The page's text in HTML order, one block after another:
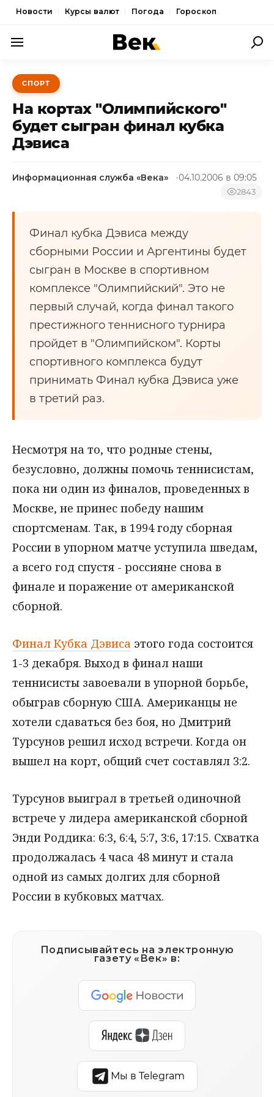
Новости Курсы валют Погода Гороскоп
ПОЛИТИКА
ЭКОНОМИКА
ОБЩЕСТВО
СПОРТ
СПОРТ
На кортах "Олимпийского"
будет сыгран финал кубка
Дэвиса
Информационная служба «Века» 04.10.2006 в 09:05
2843
Финал кубка Дэвиса между
сборными России и Аргентины будет
сыгран в Москве в спортивном
комплексе "Олимпийский". Это не
первый случай, когда финал такого
престижного теннисного турнира
пройдет в "Олимпийском". Корты
спортивного комплекса будут
принимать Финал кубка Дэвиса уже
в третий раз.
Несмотря на то, что родные стены,
безусловно, должны помочь теннисистам,
пока ни один из финалов, проведенных в
Москве, не принес победу нашим
спортсменам. Так, в 1994 году сборная
России в упорном матче уступила шведам,
а всего год спустя - россияне снова в
финале и поражение от американской
сборной.
Финал Кубка Дэвиса этого года состоится
1-3 декабря. Выход в финал наши
теннисисты завоевали в упорной борьбе,
обыграв сборную США. Американцы не
хотели сдаваться без боя, но Дмитрий
Турсунов решил исход встречи. Когда он
вышел на корт, общий счет составлял 3:2.
Турсунов выиграл в третьей одиночной
встрече у лидера американской сборной
Энди Роддика: 6:3, 6:4, 5:7, 3:6, 17:15. Схватка
продолжалась 4 часа 48 минут и стала
одной из самых долгих для сборной
России в кубковых матчах.
Подписывайтесь на электронную
газету «Век» в:
Мы в Telegram